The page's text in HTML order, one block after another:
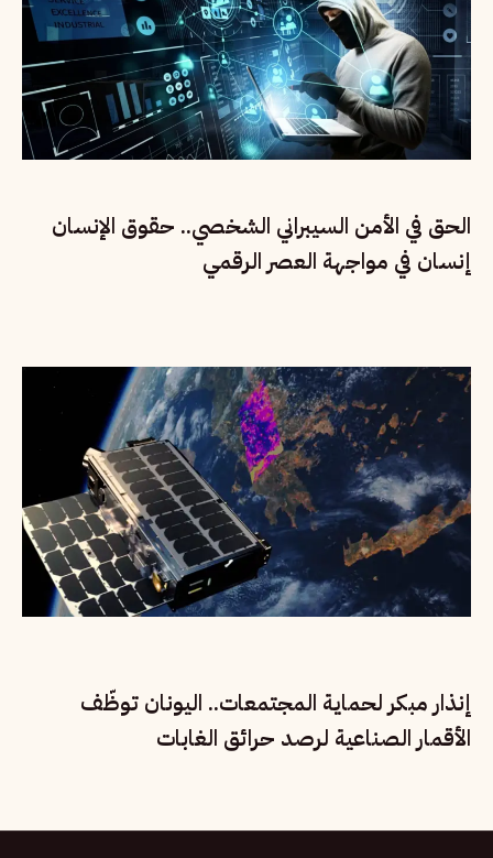
الحق في الأمن السيبراني الشخصي.. حقوق الإنسان
إنسان في مواجهة العصر الرقمي
إنذار مبكر لحماية المجتمعات.. اليونان توظّف
الأقمار الصناعية لرصد حرائق الغابات